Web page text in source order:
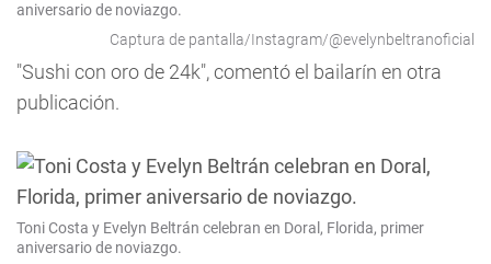
aniversario de noviazgo.
Captura de pantalla/Instagram/@evelynbeltranoficial
"Sushi con oro de 24k", comentó el bailarín en otra
publicación.
Toni Costa y Evelyn Beltrán celebran en Doral, Florida, primer
aniversario de noviazgo.